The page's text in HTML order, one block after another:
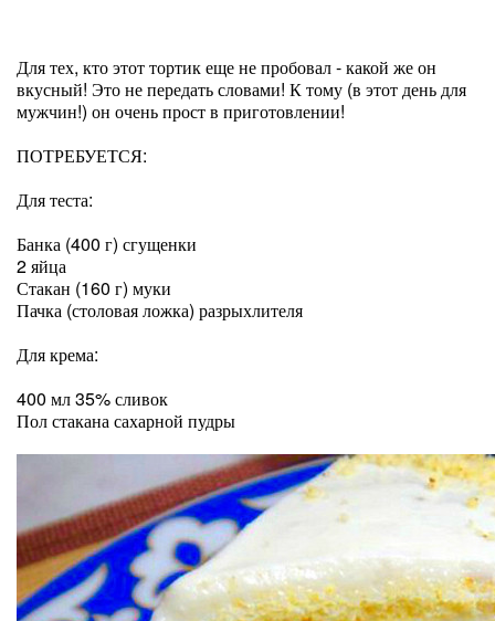
Для тех, кто этот тортик еще не пробовал - какой же он
вкусный! Это не передать словами! К тому (в этот день для
мужчин!) он очень прост в приготовлении!
ПОТРЕБУЕТСЯ:
Для теста:
Банка (400 г) сгущенки
2 яйца
Стакан (160 г) муки
Пачка (столовая ложка) разрыхлителя
Для крема:
400 мл 35% сливок
Пол стакана сахарной пудры